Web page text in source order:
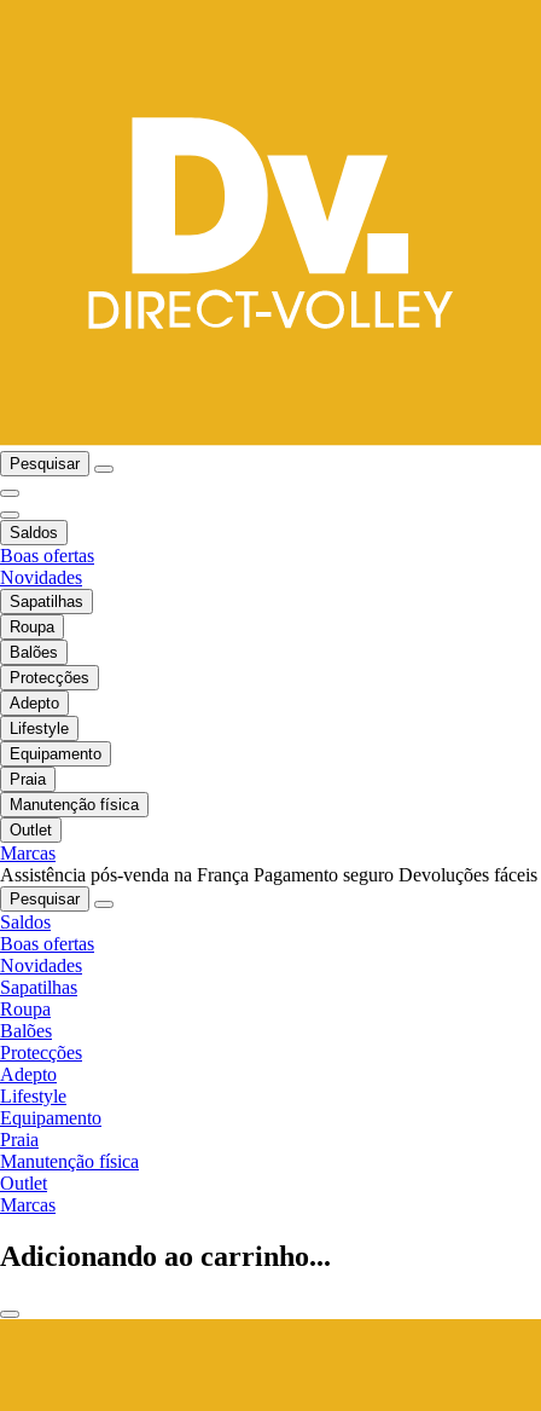
Pesquisar
Saldos
Boas ofertas
Novidades
Sapatilhas
Roupa
Balões
Protecções
Adepto
Lifestyle
Equipamento
Praia
Manutenção física
Outlet
Marcas
Assistência pós-venda na França Pagamento seguro Devoluções fáceis
Pesquisar
Saldos
Boas ofertas
Novidades
Sapatilhas
Roupa
Balões
Protecções
Adepto
Lifestyle
Equipamento
Praia
Manutenção física
Outlet
Marcas
Adicionando ao carrinho...